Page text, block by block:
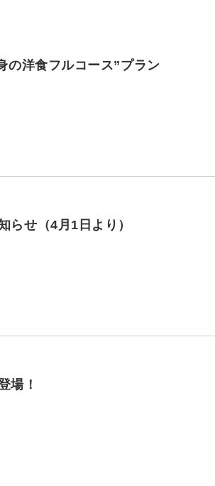
の洋食フルコース”プラン
らせ（4月1日より）
場！